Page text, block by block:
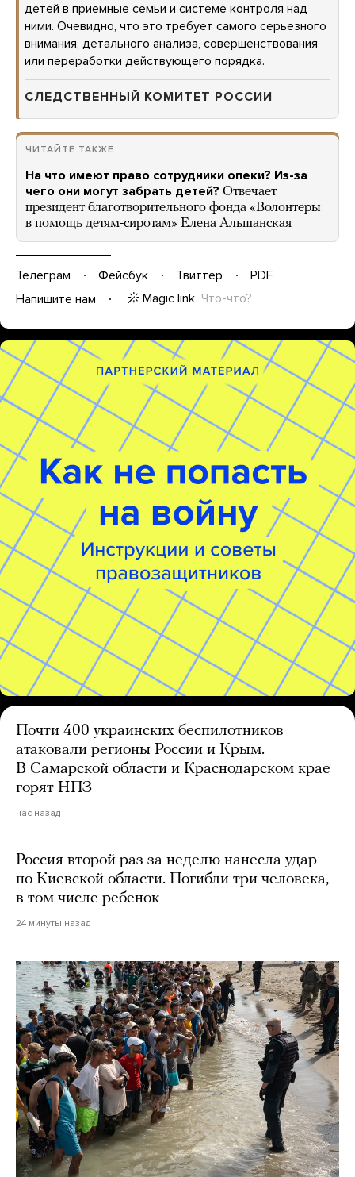
детей в приемные семьи и системе контроля над
ними. Очевидно, что это требует самого серьезного
внимания, детального анализа, совершенствования
или переработки действующего порядка.
СЛЕДСТВЕННЫЙ КОМИТЕТ РОССИИ
ЧИТАЙТЕ ТАКЖЕ
На что имеют право сотрудники опеки? Из-за
чего они могут забрать детей? Отвечает
президент благотворительного фонда «Волонтеры
в помощь детям-сиротам» Елена Альшанская
Телеграм Фейсбук Твиттер
PDF
Напишите нам
Magic link Что-что?
Почти 400 украинских беспилотников
атаковали регионы России и Крым.
В Самарской области и Краснодарском крае
горят НПЗ
час назад
Россия второй раз за неделю нанесла удар
по Киевской области. Погибли три человека,
в том числе ребенок
24 минуты назад